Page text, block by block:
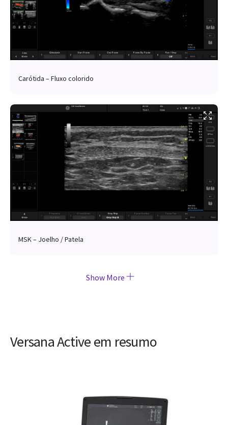
Carótida – Fluxo colorido
MSK – Joelho / Patela
Show More
Versana Active em resumo